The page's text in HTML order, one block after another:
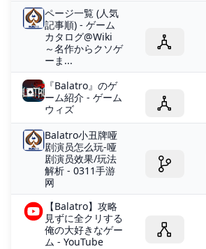
ページ一覧 (人気
記事順) - ゲーム
カタログ@Wiki
～名作からクソゲ
ーま...
『Balatro』のゲ
ーム紹介 - ゲーム
ウィズ
Balatro小丑牌哑
剧演员怎么玩-哑
剧演员效果/玩法
解析 - 0311手游
网
【Balatro】攻略
見ずに全クリする
俺の大好きなゲー
ム - YouTube